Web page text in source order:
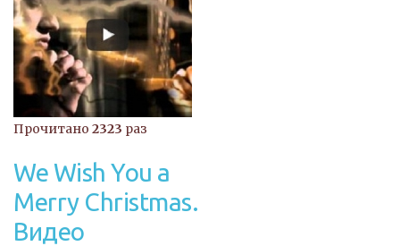
Прочитано 2323 раз
We Wish You a
Merry Christmas.
Видео